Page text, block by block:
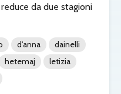
da due stagioni
d'anna
dainelli
hetemaj
letizia